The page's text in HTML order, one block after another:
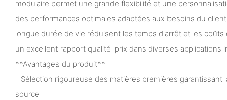
modulaire permet une grande flexibilité et une
des performances optimales adaptées aux besoins du
longue durée de vie réduisent les temps d'arrêt et les coûts
un excellent rapport qualité-prix dans diverses applications
**Avantages du produit**
- Sélection rigoureuse des matières premières garantissant
source